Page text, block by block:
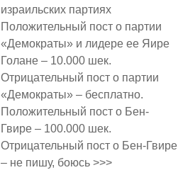
израильских партиях
Положительный пост о партии
«Демократы» и лидере ее Яире
Голане – 10.000 шек.
Отрицательный пост о партии
«Демократы» – бесплатно.
Положительный пост о Бен-
Гвире – 100.000 шек.
Отрицательный пост о Бен-Гвире
– не пишу, боюсь >>>